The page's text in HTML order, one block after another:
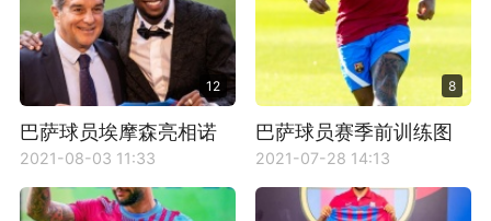
12
巴萨球员埃摩森亮相诺
坎普
2021-08-03 11:33
8
巴萨球员赛季前训练图
片
2021-07-28 14:13